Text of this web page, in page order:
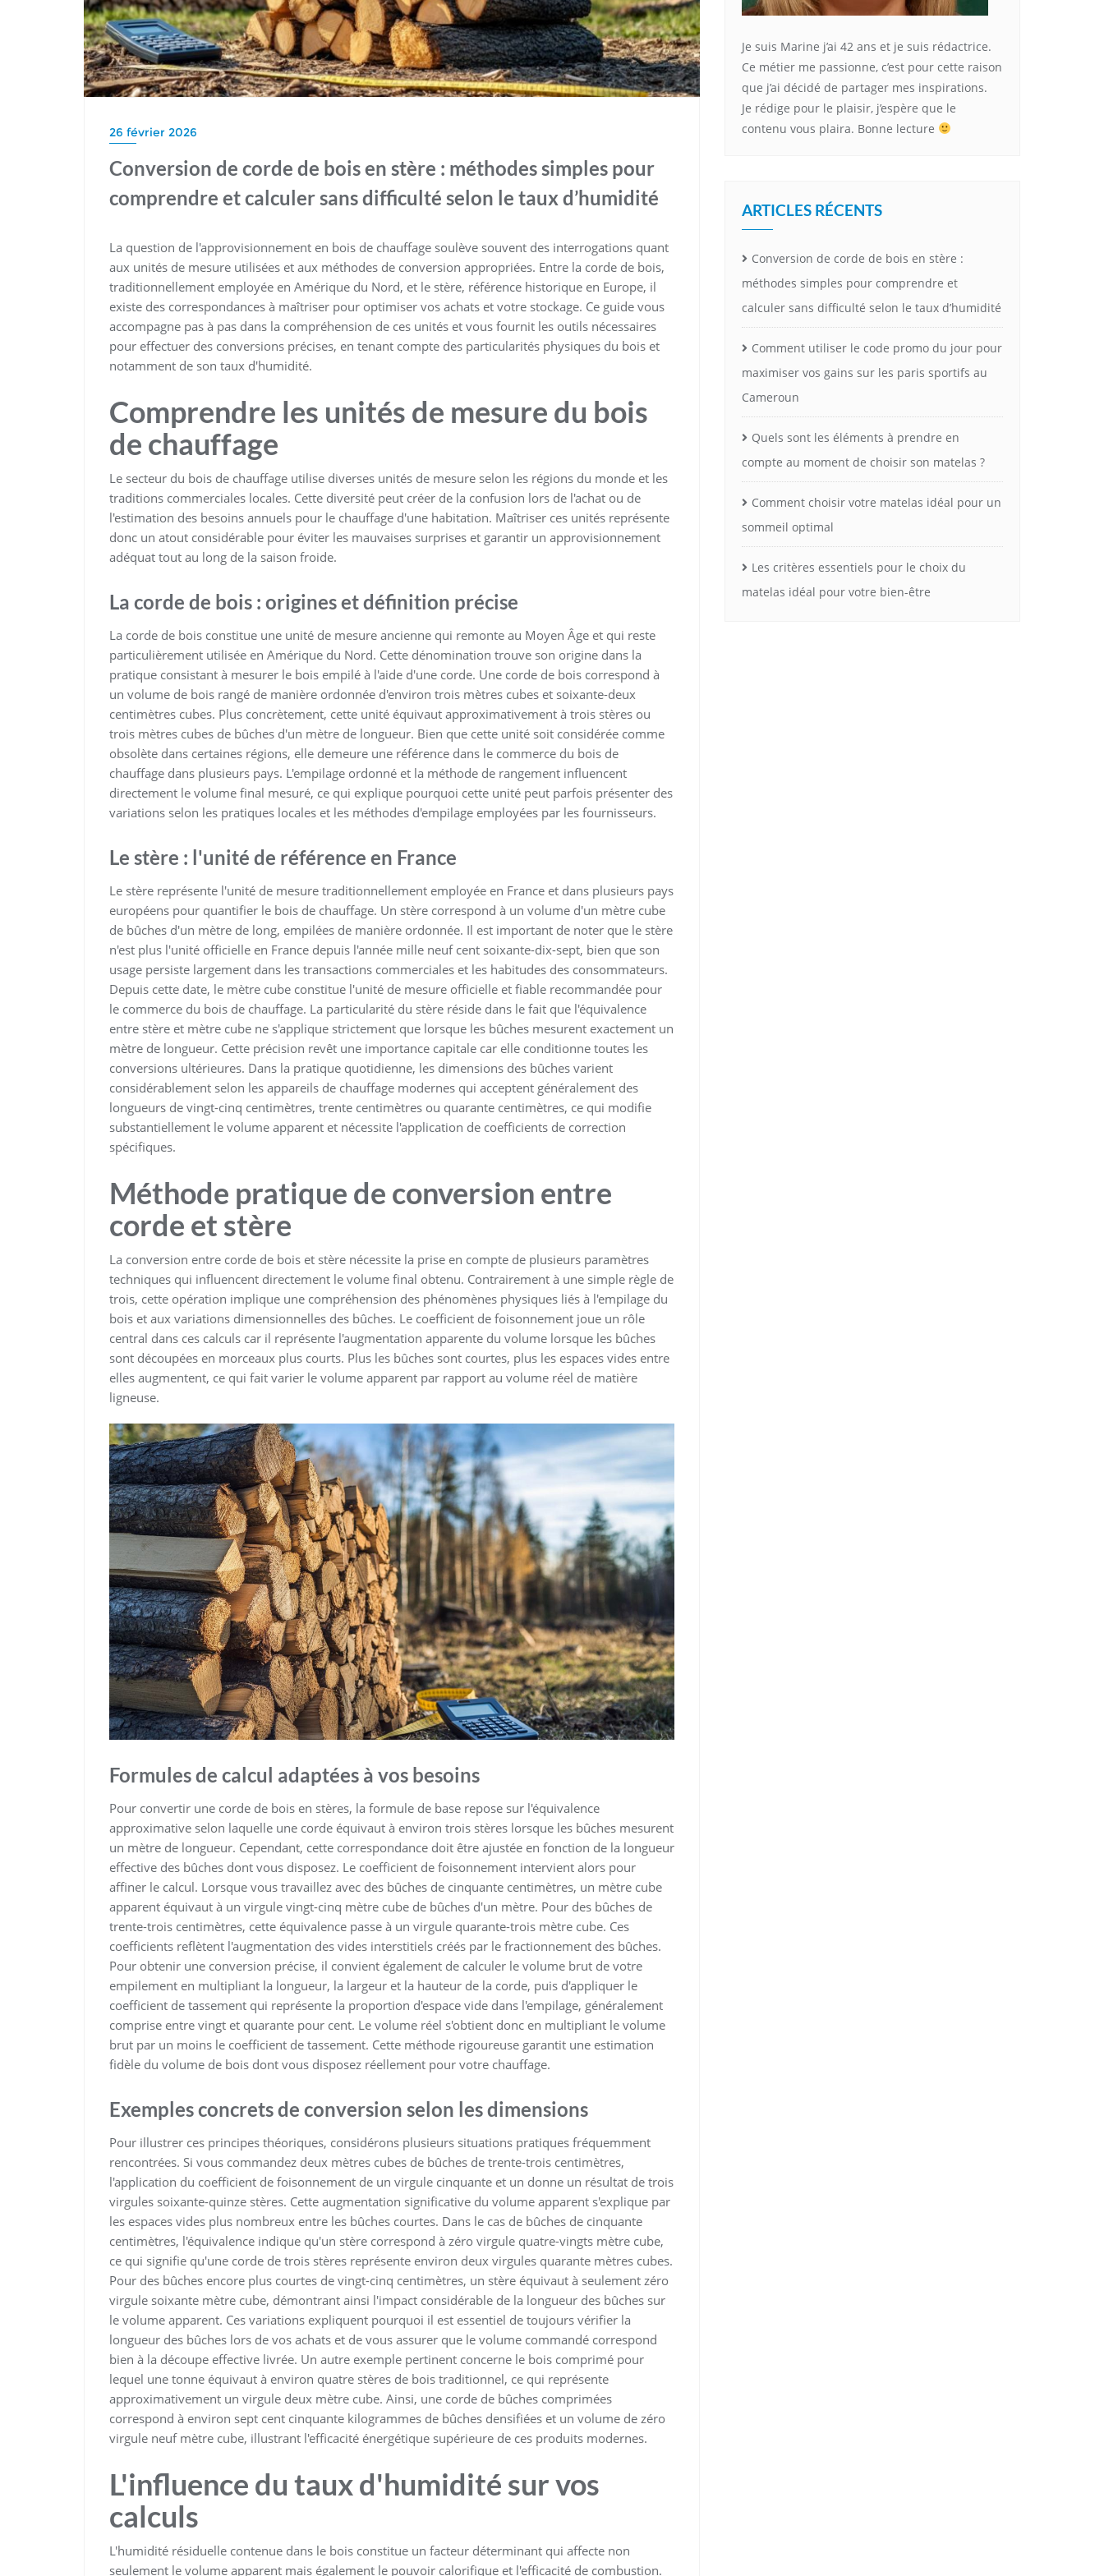
26 février 2026
Conversion de corde de bois en stère : méthodes simples pour
comprendre et calculer sans difficulté selon le taux d’humidité
La question de l'approvisionnement en bois de chauffage soulève souvent des interrogations quant
aux unités de mesure utilisées et aux méthodes de conversion appropriées. Entre la corde de bois,
traditionnellement employée en Amérique du Nord, et le stère, référence historique en Europe, il
existe des correspondances à maîtriser pour optimiser vos achats et votre stockage. Ce guide vous
accompagne pas à pas dans la compréhension de ces unités et vous fournit les outils nécessaires
pour effectuer des conversions précises, en tenant compte des particularités physiques du bois et
notamment de son taux d'humidité.
Comprendre les unités de mesure du bois
de chauffage
Le secteur du bois de chauffage utilise diverses unités de mesure selon les régions du monde et les
traditions commerciales locales. Cette diversité peut créer de la confusion lors de l'achat ou de
l'estimation des besoins annuels pour le chauffage d'une habitation. Maîtriser ces unités représente
donc un atout considérable pour éviter les mauvaises surprises et garantir un approvisionnement
adéquat tout au long de la saison froide.
La corde de bois : origines et définition précise
La corde de bois constitue une unité de mesure ancienne qui remonte au Moyen Âge et qui reste
particulièrement utilisée en Amérique du Nord. Cette dénomination trouve son origine dans la
pratique consistant à mesurer le bois empilé à l'aide d'une corde. Une corde de bois correspond à
un volume de bois rangé de manière ordonnée d'environ trois mètres cubes et soixante-deux
centimètres cubes. Plus concrètement, cette unité équivaut approximativement à trois stères ou
trois mètres cubes de bûches d'un mètre de longueur. Bien que cette unité soit considérée comme
obsolète dans certaines régions, elle demeure une référence dans le commerce du bois de
chauffage dans plusieurs pays. L'empilage ordonné et la méthode de rangement influencent
directement le volume final mesuré, ce qui explique pourquoi cette unité peut parfois présenter des
variations selon les pratiques locales et les méthodes d'empilage employées par les fournisseurs.
Le stère : l'unité de référence en France
Le stère représente l'unité de mesure traditionnellement employée en France et dans plusieurs pays
européens pour quantifier le bois de chauffage. Un stère correspond à un volume d'un mètre cube
de bûches d'un mètre de long, empilées de manière ordonnée. Il est important de noter que le stère
n'est plus l'unité officielle en France depuis l'année mille neuf cent soixante-dix-sept, bien que son
usage persiste largement dans les transactions commerciales et les habitudes des consommateurs.
Depuis cette date, le mètre cube constitue l'unité de mesure officielle et fiable recommandée pour
le commerce du bois de chauffage. La particularité du stère réside dans le fait que l'équivalence
entre stère et mètre cube ne s'applique strictement que lorsque les bûches mesurent exactement un
mètre de longueur. Cette précision revêt une importance capitale car elle conditionne toutes les
conversions ultérieures. Dans la pratique quotidienne, les dimensions des bûches varient
considérablement selon les appareils de chauffage modernes qui acceptent généralement des
longueurs de vingt-cinq centimètres, trente centimètres ou quarante centimètres, ce qui modifie
substantiellement le volume apparent et nécessite l'application de coefficients de correction
spécifiques.
Méthode pratique de conversion entre
corde et stère
La conversion entre corde de bois et stère nécessite la prise en compte de plusieurs paramètres
techniques qui influencent directement le volume final obtenu. Contrairement à une simple règle de
trois, cette opération implique une compréhension des phénomènes physiques liés à l'empilage du
bois et aux variations dimensionnelles des bûches. Le coefficient de foisonnement joue un rôle
central dans ces calculs car il représente l'augmentation apparente du volume lorsque les bûches
sont découpées en morceaux plus courts. Plus les bûches sont courtes, plus les espaces vides entre
elles augmentent, ce qui fait varier le volume apparent par rapport au volume réel de matière
ligneuse.
Formules de calcul adaptées à vos besoins
Pour convertir une corde de bois en stères, la formule de base repose sur l'équivalence
approximative selon laquelle une corde équivaut à environ trois stères lorsque les bûches mesurent
un mètre de longueur. Cependant, cette correspondance doit être ajustée en fonction de la longueur
effective des bûches dont vous disposez. Le coefficient de foisonnement intervient alors pour
affiner le calcul. Lorsque vous travaillez avec des bûches de cinquante centimètres, un mètre cube
apparent équivaut à un virgule vingt-cinq mètre cube de bûches d'un mètre. Pour des bûches de
trente-trois centimètres, cette équivalence passe à un virgule quarante-trois mètre cube. Ces
coefficients reflètent l'augmentation des vides interstitiels créés par le fractionnement des bûches.
Pour obtenir une conversion précise, il convient également de calculer le volume brut de votre
empilement en multipliant la longueur, la largeur et la hauteur de la corde, puis d'appliquer le
coefficient de tassement qui représente la proportion d'espace vide dans l'empilage, généralement
comprise entre vingt et quarante pour cent. Le volume réel s'obtient donc en multipliant le volume
brut par un moins le coefficient de tassement. Cette méthode rigoureuse garantit une estimation
fidèle du volume de bois dont vous disposez réellement pour votre chauffage.
Exemples concrets de conversion selon les dimensions
Pour illustrer ces principes théoriques, considérons plusieurs situations pratiques fréquemment
rencontrées. Si vous commandez deux mètres cubes de bûches de trente-trois centimètres,
l'application du coefficient de foisonnement de un virgule cinquante et un donne un résultat de trois
virgules soixante-quinze stères. Cette augmentation significative du volume apparent s'explique par
les espaces vides plus nombreux entre les bûches courtes. Dans le cas de bûches de cinquante
centimètres, l'équivalence indique qu'un stère correspond à zéro virgule quatre-vingts mètre cube,
ce qui signifie qu'une corde de trois stères représente environ deux virgules quarante mètres cubes.
Pour des bûches encore plus courtes de vingt-cinq centimètres, un stère équivaut à seulement zéro
virgule soixante mètre cube, démontrant ainsi l'impact considérable de la longueur des bûches sur
le volume apparent. Ces variations expliquent pourquoi il est essentiel de toujours vérifier la
longueur des bûches lors de vos achats et de vous assurer que le volume commandé correspond
bien à la découpe effective livrée. Un autre exemple pertinent concerne le bois comprimé pour
lequel une tonne équivaut à environ quatre stères de bois traditionnel, ce qui représente
approximativement un virgule deux mètre cube. Ainsi, une corde de bûches comprimées
correspond à environ sept cent cinquante kilogrammes de bûches densifiées et un volume de zéro
virgule neuf mètre cube, illustrant l'efficacité énergétique supérieure de ces produits modernes.
L'influence du taux d'humidité sur vos
calculs
L'humidité résiduelle contenue dans le bois constitue un facteur déterminant qui affecte non
seulement le volume apparent mais également le pouvoir calorifique et l'efficacité de combustion.
Je suis Marine j’ai 42 ans et je suis rédactrice.
Ce métier me passionne, c’est pour cette raison
que j’ai décidé de partager mes inspirations.
Je rédige pour le plaisir, j’espère que le
contenu vous plaira. Bonne lecture
ARTICLES RÉCENTS
Conversion de corde de bois en stère :
méthodes simples pour comprendre et
calculer sans difficulté selon le taux d’humidité
Comment utiliser le code promo du jour pour
maximiser vos gains sur les paris sportifs au
Cameroun
Quels sont les éléments à prendre en
compte au moment de choisir son matelas ?
Comment choisir votre matelas idéal pour un
sommeil optimal
Les critères essentiels pour le choix du
matelas idéal pour votre bien-être